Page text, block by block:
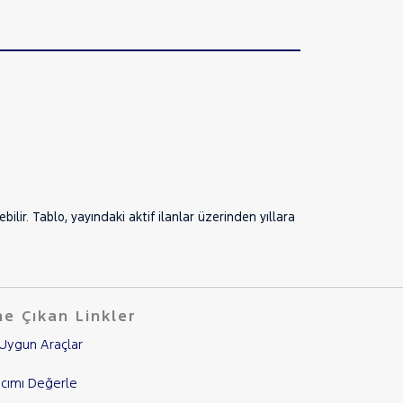
Tablo, yayındaki aktif ilanlar üzerinden yıllara
Çıkan Linkler
Araçlar
Değerle